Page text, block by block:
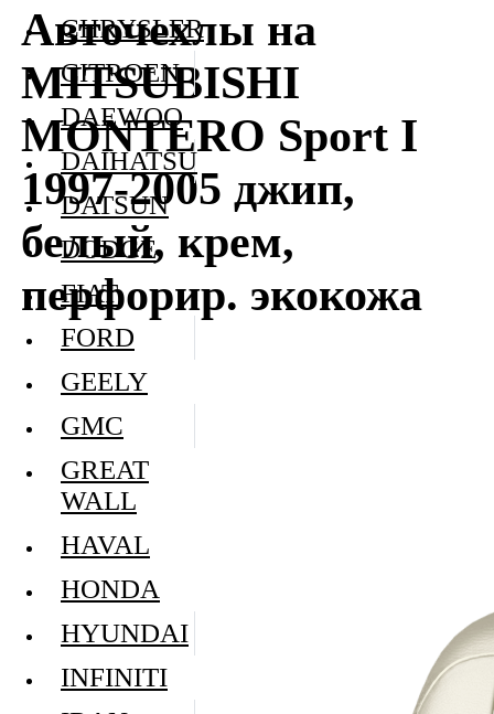
Авточехлы на
MITSUBISHI
MONTERO Sport I
1997-2005 джип,
белый, крем,
перфорир. экокожа
CHRYSLER
CITROEN
DAEWOO
DAIHATSU
DATSUN
DODGE
FIAT
FORD
GEELY
GMC
GREAT
WALL
HAVAL
HONDA
HYUNDAI
INFINITI